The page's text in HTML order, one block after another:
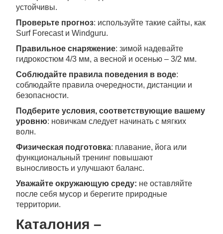
устойчивы.
Проверьте прогноз: используйте такие сайты, как
Surf Forecast и Windguru.
Правильное снаряжение: зимой надевайте
гидрокостюм 4/3 мм, а весной и осенью – 3/2 мм.
Соблюдайте правила поведения в воде:
соблюдайте правила очередности, дистанции и
безопасности.
Подберите условия, соответствующие вашему
уровню: новичкам следует начинать с мягких
волн.
Физическая подготовка: плавание, йога или
функциональный тренинг повышают
выносливость и улучшают баланс.
Уважайте окружающую среду: не оставляйте
после себя мусор и берегите природные
территории.
Каталония –